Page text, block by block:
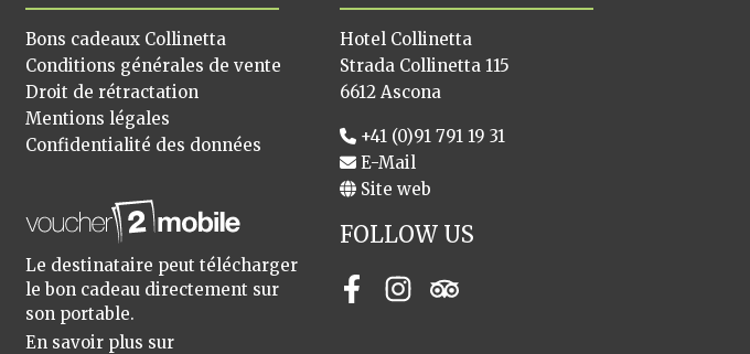
Bons cadeaux Collinetta
Conditions générales de vente
Droit de rétractation
Mentions légales
Confidentialité des données
Le destinataire peut télécharger
le bon cadeau directement sur
son portable.
En savoir plus sur
Hotel Collinetta
Strada Collinetta 115
6612 Ascona
+41 (0)91 791 19 31
E-Mail
Site web
FOLLOW US
FacebookInstagramTripadvisor